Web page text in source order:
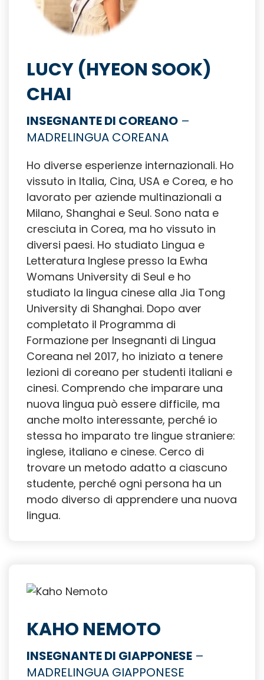
LUCY (HYEON SOOK)
CHAI
INSEGNANTE DI COREANO –
MADRELINGUA COREANA
Ho diverse esperienze internazionali. Ho
vissuto in Italia, Cina, USA e Corea, e ho
lavorato per aziende multinazionali a
Milano, Shanghai e Seul. Sono nata e
cresciuta in Corea, ma ho vissuto in
diversi paesi. Ho studiato Lingua e
Letteratura Inglese presso la Ewha
Womans University di Seul e ho
studiato la lingua cinese alla Jia Tong
University di Shanghai. Dopo aver
completato il Programma di
Formazione per Insegnanti di Lingua
Coreana nel 2017, ho iniziato a tenere
lezioni di coreano per studenti italiani e
cinesi. Comprendo che imparare una
nuova lingua può essere difficile, ma
anche molto interessante, perché io
stessa ho imparato tre lingue straniere:
inglese, italiano e cinese. Cerco di
trovare un metodo adatto a ciascuno
studente, perché ogni persona ha un
modo diverso di apprendere una nuova
lingua.
KAHO NEMOTO
INSEGNANTE DI GIAPPONESE –
MADRELINGUA GIAPPONESE